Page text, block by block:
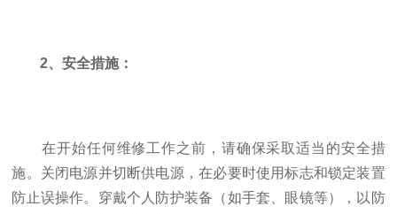
2、安全措施：
在开始任何维修工作之前，请确保采取适当的安全措
施。关闭电源并切断供电源，在必要时使用标志和锁定装置
防止误操作。穿戴个人防护装备（如手套、眼镜等），以防